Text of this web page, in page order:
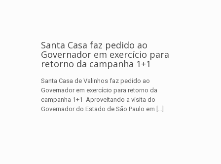
Santa Casa faz pedido ao
Governador em exercício para
retorno da campanha 1+1
Santa Casa de Valinhos faz pedido ao
Governador em exercício para retorno da
campanha 1+1 Aproveitando a visita do
Governador do Estado de São Paulo em […]